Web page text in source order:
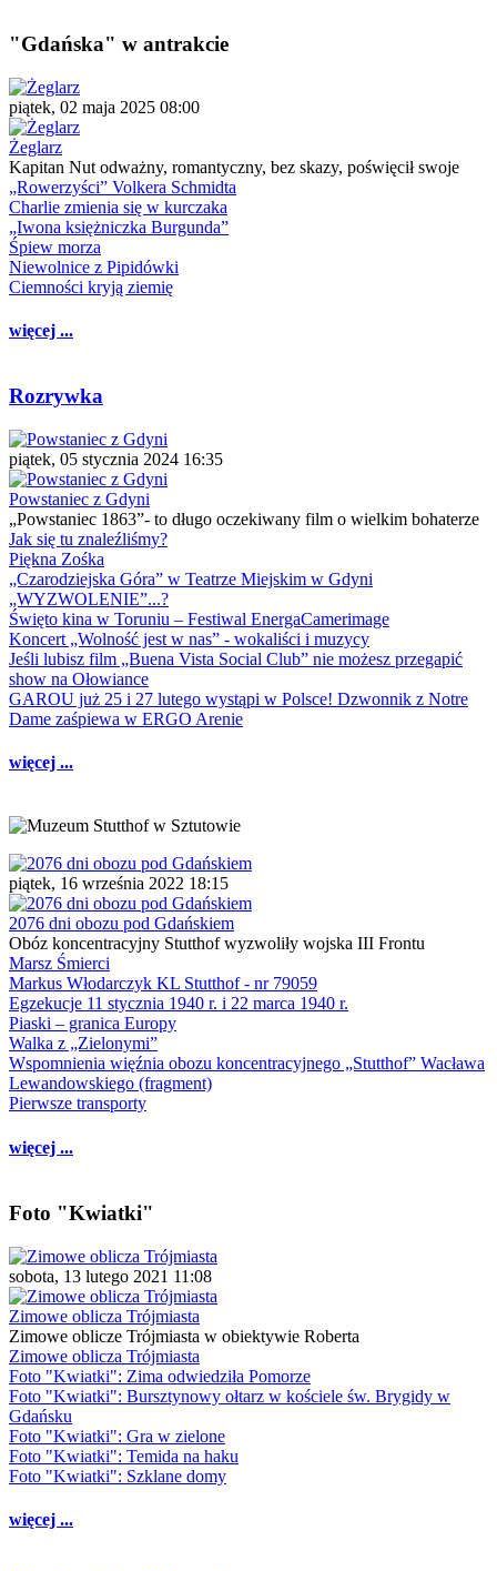
"Gdańska" w antrakcie
piątek, 02 maja 2025 08:00
Żeglarz
Kapitan Nut odważny, romantyczny, bez skazy, poświęcił swoje
„Rowerzyści” Volkera Schmidta
Charlie zmienia się w kurczaka
„Iwona księżniczka Burgunda”
Śpiew morza
Niewolnice z Pipidówki
Ciemności kryją ziemię
więcej ...
Rozrywka
piątek, 05 stycznia 2024 16:35
Powstaniec z Gdyni
„Powstaniec 1863”- to długo oczekiwany film o wielkim bohaterze
Jak się tu znaleźliśmy?
Piękna Zośka
„Czarodziejska Góra” w Teatrze Miejskim w Gdyni
„WYZWOLENIE”...?
Święto kina w Toruniu – Festiwal EnergaCamerimage
Koncert „Wolność jest w nas” - wokaliści i muzycy
Jeśli lubisz film „Buena Vista Social Club” nie możesz przegapić
show na Ołowiance
GAROU już 25 i 27 lutego wystąpi w Polsce! Dzwonnik z Notre
Dame zaśpiewa w ERGO Arenie
więcej ...
piątek, 16 września 2022 18:15
2076 dni obozu pod Gdańskiem
Obóz koncentracyjny Stutthof wyzwoliły wojska III Frontu
Marsz Śmierci
Markus Włodarczyk KL Stutthof - nr 79059
Egzekucje 11 stycznia 1940 r. i 22 marca 1940 r.
Piaski – granica Europy
Walka z „Zielonymi”
Wspomnienia więźnia obozu koncentracyjnego „Stutthof” Wacława
Lewandowskiego (fragment)
Pierwsze transporty
więcej ...
Foto "Kwiatki"
sobota, 13 lutego 2021 11:08
Zimowe oblicza Trójmiasta
Zimowe oblicze Trójmiasta w obiektywie Roberta
Zimowe oblicza Trójmiasta
Foto "Kwiatki": Zima odwiedziła Pomorze
Foto "Kwiatki": Bursztynowy ołtarz w kościele św. Brygidy w
Gdańsku
Foto "Kwiatki": Gra w zielone
Foto "Kwiatki": Temida na haku
Foto "Kwiatki": Szklane domy
więcej ...